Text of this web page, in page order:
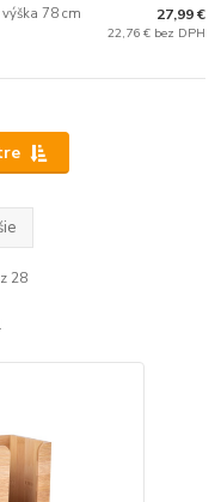
78 cm 27,99 €
22,76 € bez DPH
28